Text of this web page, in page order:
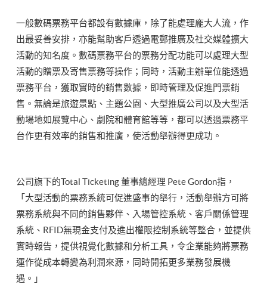
一般數碼票務平台都設有數據庫，除了能處理龐大人流，作
出最妥善安排，亦能幫助客戶透過電郵推廣及社交媒體擴大
活動的知名度。數碼票務平台的票務分配功能可以處理大型
活動的贈票及寄售票務等操作；同時，活動主辦單位能透過
票務平台，獲取實時的銷售數據，即時管理及促進門票銷
售。無論是旅遊景點、主題公園、大型推廣公司以及大型活
動場地如展覽中心、劇院和體育館等等，都可以透過票務平
台作更有效率的銷售和推廣，使活動舉辦得更成功。
公司旗下的Total Ticketing 董事總經理 Pete Gordon指，
「大型活動的票務系統可促進盛事的舉行，活動舉辦方可將
票務系統與不同的銷售夥伴、入場管控系統、客戶關係管理
系統、RFID無現金支付及進出權限控制系統等整合，並提供
實時報告，提供視覺化數據和分析工具，令企業能夠將票務
運作從成本轉變為利潤來源，同時開拓更多業務發展機
遇。」